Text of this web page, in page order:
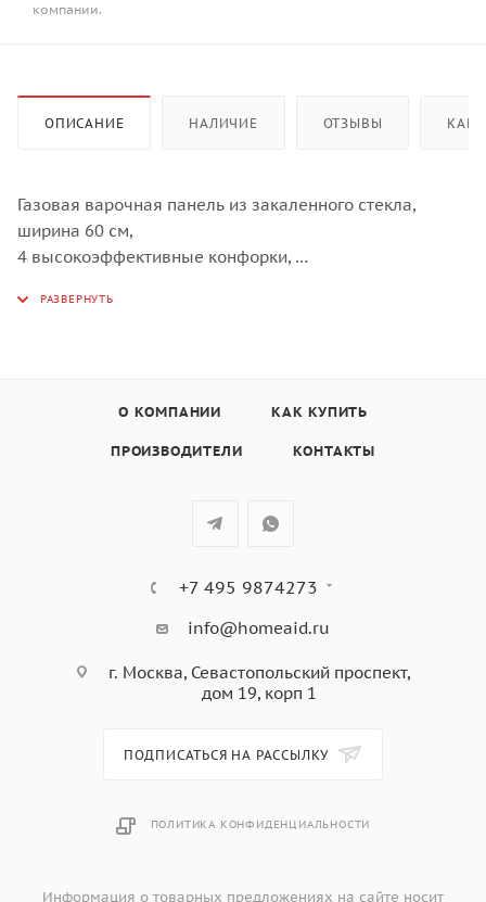
компании.
ОПИСАНИЕ НАЛИЧИЕ ОТЗЫВЫ КАК
Газовая варочная панель из закаленного стекла,
ширина 60 см,
4 высокоэффективные конфорки,
газ-контроль каждой конфорки,
скошенный передний край,
О КОМПАНИИ КАК КУПИТЬ
ПРОИЗВОДИТЕЛИ КОНТАКТЫ
+7 495 9874273
info@homeaid.ru
г. Москва, Севастопольский проспект,
дом 19, корп 1
ПОДПИСАТЬСЯ НА РАССЫЛКУ
ПОЛИТИКА КОНФИДЕНЦИАЛЬНОСТИ
Информация о товарных предложениях на сайте носит